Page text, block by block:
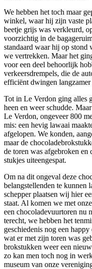
We hebben het toch maar
winkel, waar hij zijn vaste
beetje grijs was verkleurd,
voorzichtig in de
standaard waar hij op stond
we vertrekken. Maar het
voor een deel behoorlijk
verkeersdrempels, die de
efficiënt dwingen
Tot in Le Verdon ging alles
heen en weer schudde.
Le Verdon, ongeveer 800
mis: een hevig lawaai
afgelopen. We konden,
maar de
de toren was afgebroken en
stukjes uiteengespat.
Om na dit ongeval deze
belangstellenden te kunnen
schepper plaatsen wij hier
staat. Al komen we met
een chocoladevuurtoren nu
terecht, we hebben het
geschiedenis nog een
wat er met zijn toren was
brokstukken weer een
zo kan men toch nog in
museum van onze